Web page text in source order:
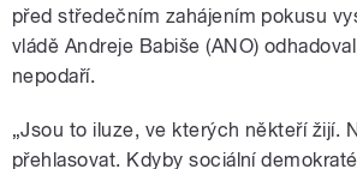
před středečním zahájením pokusu
vládě Andreje Babiše (ANO)
nepodaří.
„Jsou to iluze, ve kterých někteří žijí.
přehlasovat. Kdyby sociální